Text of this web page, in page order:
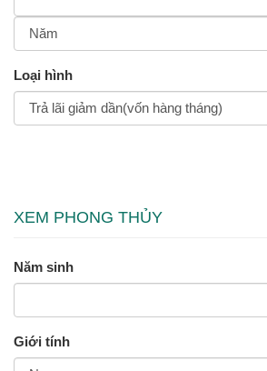
Loại hình
XEM PHONG THỦY
Năm sinh
Giới tính